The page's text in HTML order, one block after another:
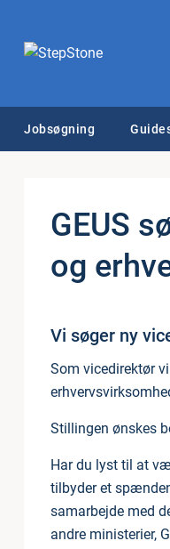
Jobsøgning
GEUS
og
Vi søger ny
Som vicedirektør
Stillingen ønskes
Har du lyst til at
tilbyder et
samarbejde med
andre ministerier,